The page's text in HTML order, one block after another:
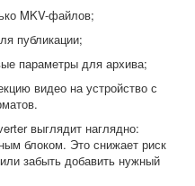
MKV-файлов;
публикации;
параметры для архива;
видео на устройство с
выглядит наглядно:
блоком. Это снижает риск
забыть добавить нужный